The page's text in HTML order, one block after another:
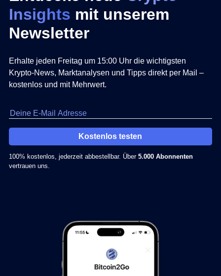
Insights mit unserem
Newsletter
Erhalte jeden Freitag um 15:00 Uhr die wichtigsten
Krypto-News, Marktanalysen und Tipps direkt per Mail –
kostenlos und mit Mehrwert.
Kostenlos testen
100% kostenlos, jederzeit abbestellbar. Über 5.000 Abonnenten
vertrauen uns.